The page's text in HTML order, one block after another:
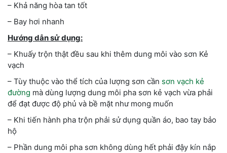
– Khả năng hòa tan tốt
– Bay hơi nhanh
Hướng dẫn sử dụng:
– Khuấy trộn thật đều sau khi thêm dung môi vào sơn Kẻ
vạch
– Tùy thuộc vào thể tích của lượng sơn cần sơn vạch kẻ
đường mà dùng lượng dung môi pha sơn kẻ vạch vừa phải
để đạt được độ phủ và bề mặt như mong muốn
– Khi tiến hành pha trộn phải sử dụng quần áo, bao tay bảo
hộ
– Phần dung môi pha sơn không dùng hết phải đậy kín nắp